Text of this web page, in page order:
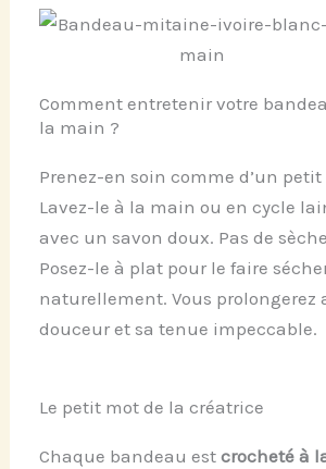
Comment entretenir votre
la main ?
Prenez-en soin comme d’un
Lavez-le à la main ou en cycle
avec un savon doux. Pas de
Posez-le à plat pour le faire
naturellement. Vous prolongerez
douceur et sa tenue impeccable.
Le petit mot de la créatrice
Chaque bandeau estcrocheté à